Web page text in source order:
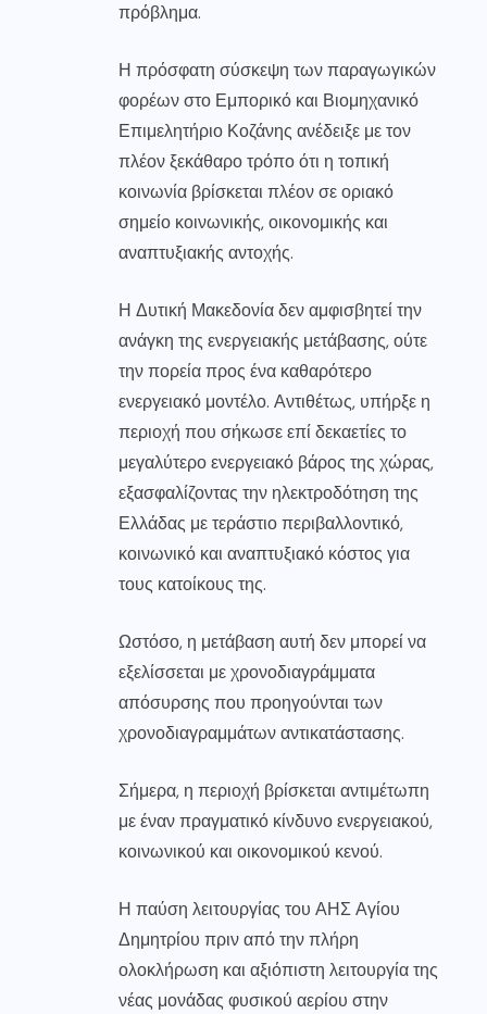
πρόβλημα.
Η πρόσφατη σύσκεψη των παραγωγικών
φορέων στο Εμπορικό και Βιομηχανικό
Επιμελητήριο Κοζάνης ανέδειξε με τον
πλέον ξεκάθαρο τρόπο ότι η τοπική
κοινωνία βρίσκεται πλέον σε οριακό
σημείο κοινωνικής, οικονομικής και
αναπτυξιακής αντοχής.
Η Δυτική Μακεδονία δεν αμφισβητεί την
ανάγκη της ενεργειακής μετάβασης, ούτε
την πορεία προς ένα καθαρότερο
ενεργειακό μοντέλο. Αντιθέτως, υπήρξε η
περιοχή που σήκωσε επί δεκαετίες το
μεγαλύτερο ενεργειακό βάρος της χώρας,
εξασφαλίζοντας την ηλεκτροδότηση της
Ελλάδας με τεράστιο περιβαλλοντικό,
κοινωνικό και αναπτυξιακό κόστος για
τους κατοίκους της.
Ωστόσο, η μετάβαση αυτή δεν μπορεί να
εξελίσσεται με χρονοδιαγράμματα
απόσυρσης που προηγούνται των
χρονοδιαγραμμάτων αντικατάστασης.
Σήμερα, η περιοχή βρίσκεται αντιμέτωπη
με έναν πραγματικό κίνδυνο ενεργειακού,
κοινωνικού και οικονομικού κενού.
Η παύση λειτουργίας του ΑΗΣ Αγίου
Δημητρίου πριν από την πλήρη
ολοκλήρωση και αξιόπιστη λειτουργία της
νέας μονάδας φυσικού αερίου στην